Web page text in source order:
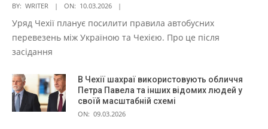
BY: WRITER ON: 10.03.2026
Уряд Чехії планує посилити правила автобусних
перевезень між Україною та Чехією. Про це після
засідання
В Чехії шахраї використовують обличчя
Петра Павела та інших відомих людей у
своїй масштабній схемі
ON: 09.03.2026